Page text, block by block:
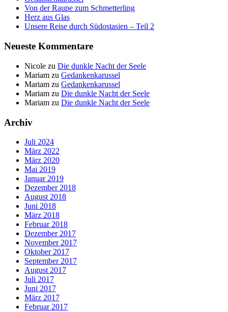
Von der Raupe zum Schmetterling
Herz aus Glas
Unsere Reise durch Südostasien – Teil 2
Neueste Kommentare
Nicole zu Die dunkle Nacht der Seele
Mariam zu Gedankenkarussel
Mariam zu Gedankenkarussel
Mariam zu Die dunkle Nacht der Seele
Mariam zu Die dunkle Nacht der Seele
Archiv
Juli 2024
März 2022
März 2020
Mai 2019
Januar 2019
Dezember 2018
August 2018
Juni 2018
März 2018
Februar 2018
Dezember 2017
November 2017
Oktober 2017
September 2017
August 2017
Juli 2017
Juni 2017
März 2017
Februar 2017